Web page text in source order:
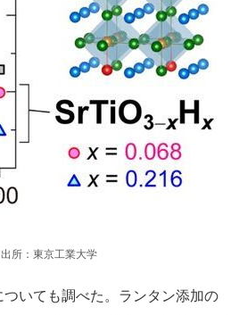
所：東京工業大学
いても調べた。ランタン添加の